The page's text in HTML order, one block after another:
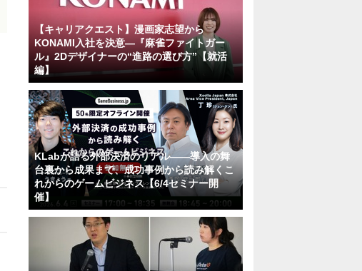
【キャリアクエスト】漫画家志望から
KONAMI入社を決意―『麻雀ファイトガー
ル』2Dデザイナーの“進路の選び方”【就活
編】
KLabが語る外部決済のリアル――導入の舞
台裏から成果まで、成功事例から読み解くこ
れからのゲームビジネス【6/4セミナー開
催】